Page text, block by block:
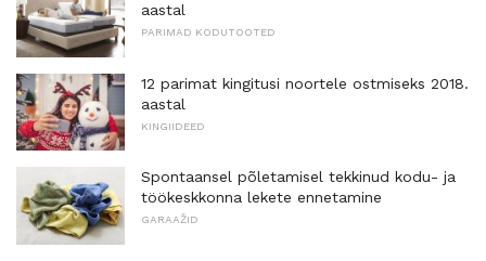
aastal
PARIMAD KODUTOOTED
12 parimat kingitusi noortele ostmiseks 2018.
aastal
KINGIIDEED
Spontaansel põletamisel tekkinud kodu- ja
töökeskkonna lekete ennetamine
GARAAŽID